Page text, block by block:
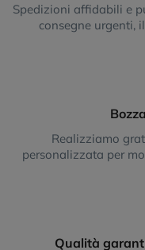
Spedizioni affidabili e
consegne urgenti,
Realizziamo
personalizzata per
Qualità